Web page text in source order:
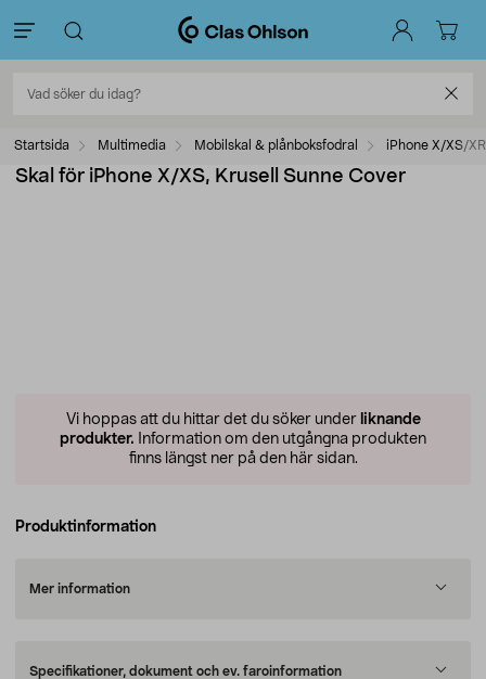
Startsida Multimedia Mobilskal & plånboksfodral iPhone X/XS/
Skal för iPhone X/XS, Krusell Sunne Cover
Vi hoppas att du hittar det du söker under liknande
produkter. Information om den utgångna produkten
finns längst ner på den här sidan.
Produktinformation
Mer information
Specifikationer, dokument och ev. faroinformation